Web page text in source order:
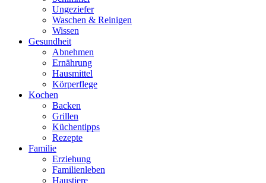
Ungeziefer
Waschen & Reinigen
Wissen
Gesundheit
Abnehmen
Ernährung
Hausmittel
Körperflege
Kochen
Backen
Grillen
Küchentipps
Rezepte
Familie
Erziehung
Familienleben
Haustiere